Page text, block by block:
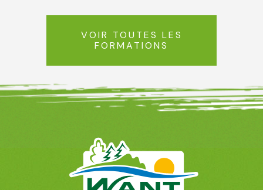
VOIR TOUTES LES
FORMATIONS